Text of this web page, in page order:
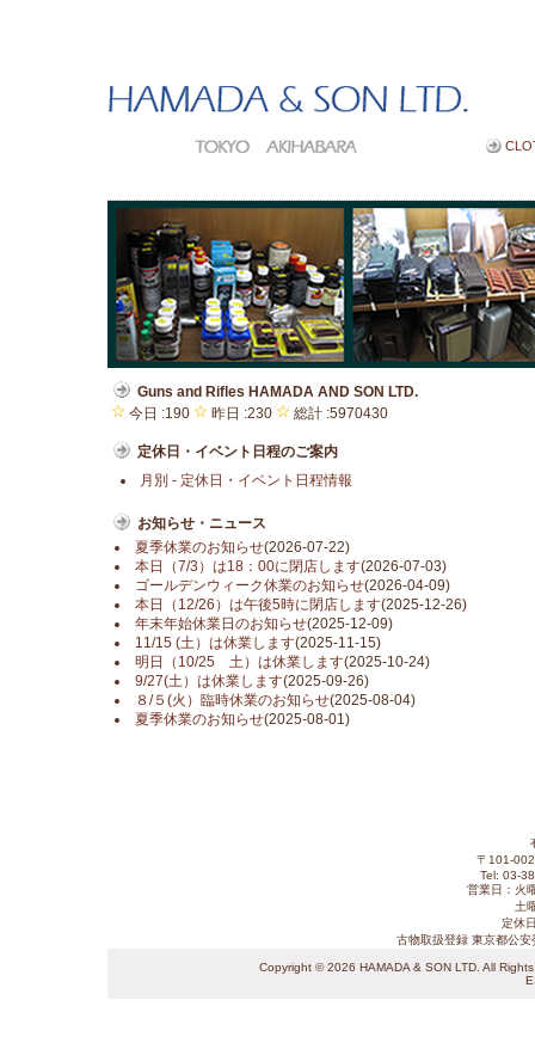
Guns and Rifles HAMADA AND SON LTD.
今日 :190
昨日 :230 総計 :5970430
定休日・イベント日程のご案内
月別 - 定休日・イベント日程情報
お知らせ・ニュース
夏季休業のお知らせ(2026-07-22)
本日（7/3）は18：00に閉店します(2026-07-03)
ゴールデンウィーク休業のお知らせ(2026-04-09)
本日（12/26）は午後5時に閉店します(2025-12-26)
年末年始休業日のお知らせ(2025-12-09)
11/15 (土）は休業します(2025-11-15)
明日（10/25 土）は休業します(2025-10-24)
9/27(土）は休業します(2025-09-26)
８/５(火）臨時休業のお知らせ(2025-08-04)
夏季休業のお知らせ(2025-08-01)
〒101-
Tel: 03-
営業日：火
土
定休
古物取扱登録 東京都公
Copyright ©2026 HAMADA & SON LTD. All